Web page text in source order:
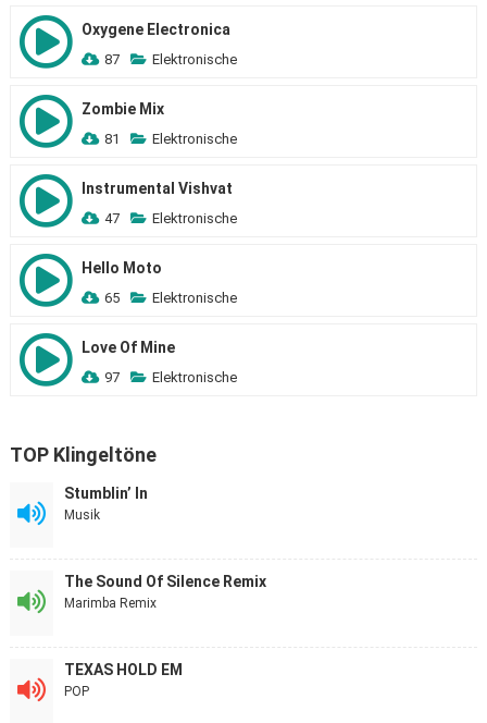
Oxygene Electronica
87 Elektronische
Zombie Mix
81 Elektronische
Instrumental Vishvat
47 Elektronische
Hello Moto
65 Elektronische
Love Of Mine
97 Elektronische
TOP Klingeltöne
Stumblin’ In
Musik
The Sound Of Silence Remix
Marimba Remix
TEXAS HOLD EM
POP